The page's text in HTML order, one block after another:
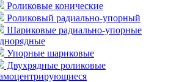
Роликовые конические
Роликовый радиально-упорный
Шариковые радиально-упорные
Упорные шариковые
Двухрядные роликовые